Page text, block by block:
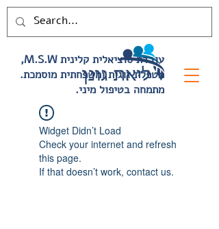
,M.S.W עובדת סוציאלית קלינית
.מטפלת זוגית ומשפחתית מוסמכת
.מתמחה בטיפול מיני
Widget Didn’t Load
Check your internet and refresh
this page.
If that doesn’t work, contact us.